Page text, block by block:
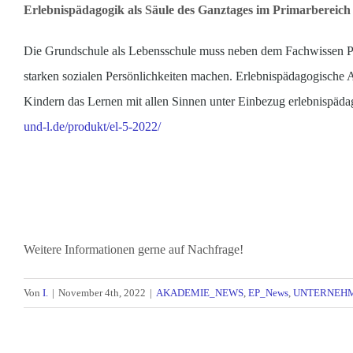
Erlebnispädagogik als Säule des Ganztages im
Die Grundschule als Lebensschule muss neben dem
starken sozialen Persönlichkeiten machen.
Kindern das Lernen mit allen Sinnen unter Einbezug
und-l.de/produkt/el-5-2022/
Weitere Informationen gerne auf Nachfrage!
Von I. | November 4th, 2022 | AKADEMIE_NEWS EP_News